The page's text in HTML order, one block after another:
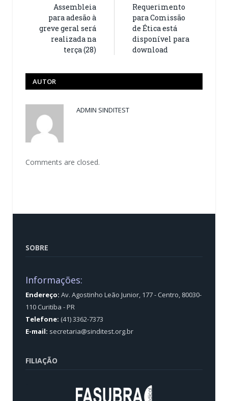
Assembleia
para adesão à
greve geral será
realizada na
terça (28)
Requerimento
para Comissão
de Ética está
disponível para
download
AUTOR
ADMIN SINDITEST
Comments are closed.
SOBRE
Informações:
Endereço: Av. Agostinho Leão Junior, 177 - Centro, 80030-
110 Curitiba - PR
Telefone: (41) 3362-7373
E-mail: secretaria@sinditest.org.br
FILIAÇÃO